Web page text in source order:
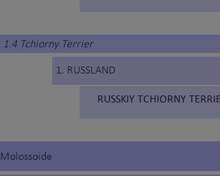
1.4 Tchiorny Terrier
1. RUSSLAND
RUSSKIY TCHIORNY
Molossoide